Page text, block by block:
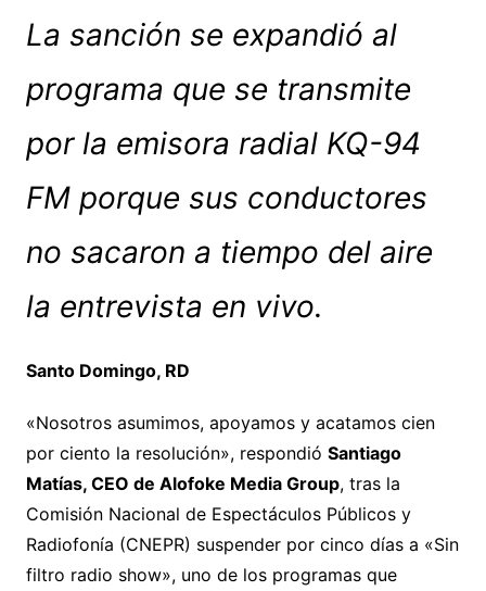
La sanción se expandió al
programa que se transmite
por la emisora radial KQ-94
FM porque sus conductores
no sacaron a tiempo del aire
la entrevista en vivo.
Santo Domingo, RD
«Nosotros asumimos, apoyamos y acatamos cien
por ciento la resolución», respondió Santiago
Matías, CEO de Alofoke Media Group, tras la
Comisión Nacional de Espectáculos Públicos y
Radiofonía (CNEPR) suspender por cinco días a «Sin
filtro radio show», uno de los programas que